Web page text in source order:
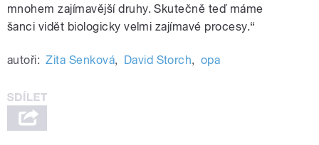
mnohem zajímavější druhy. Skutečně teď máme
šanci vidět biologicky velmi zajímavé procesy.“
autoři: Zita Senková, David Storch, opa